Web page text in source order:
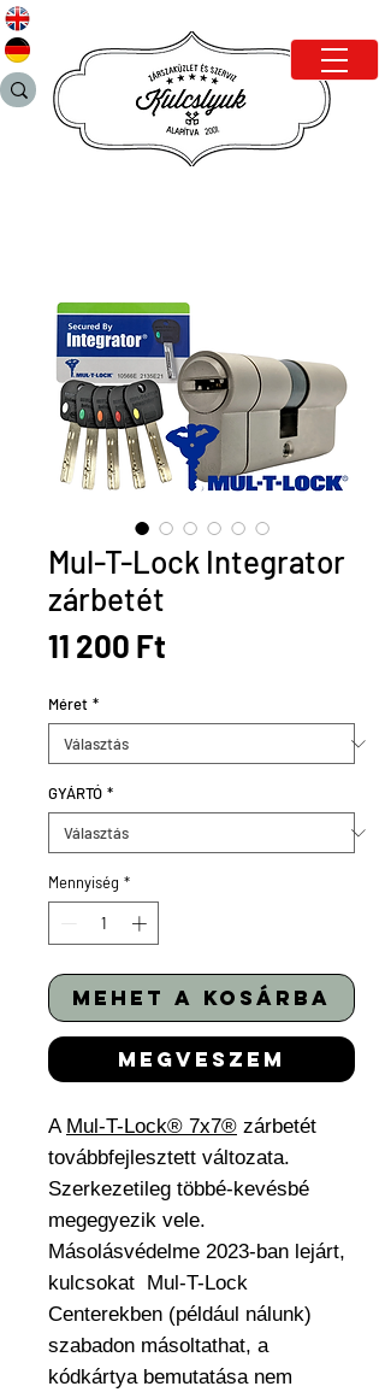
Mul-T-Lock Integrator
zárbetét
11 200 Ft
Méret *
GYÁRTÓ *
Mennyiség *
mehet a kosárba
megveszem
A Mul-T-Lock® 7x7® zárbetét
továbbfejlesztett változata.
Szerkezetileg többé-kevésbé
megegyezik vele.
Másolásvédelme 2023-ban lejárt,
kulcsokat Mul-T-Lock
Centerekben (például nálunk)
szabadon másoltathat, a
kódkártya bemutatása nem